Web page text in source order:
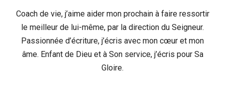
Coach de vie, j’aime aider mon prochain à faire ressortir
le meilleur de lui-même, par la direction du Seigneur.
Passionnée d’écriture, j’écris avec mon cœur et mon
âme. Enfant de Dieu et à Son service, j’écris pour Sa
Gloire.